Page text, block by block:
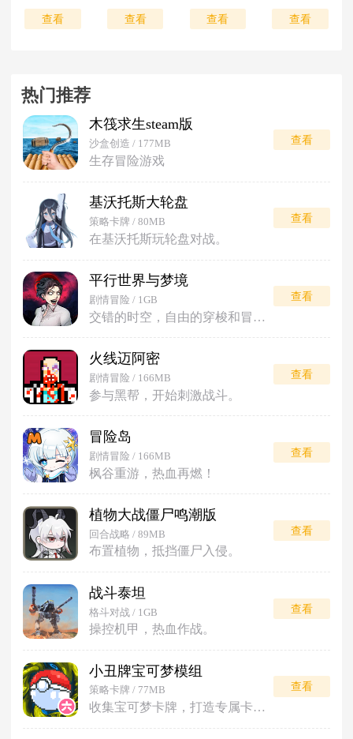
查看 查看 查看 查看
热门推荐
木筏求生steam版
沙盒创造 / 177MB
生存冒险游戏
查看
基沃托斯大轮盘
策略卡牌 / 80MB
在基沃托斯玩轮盘对战。
查看
平行世界与梦境
剧情冒险 / 1GB
交错的时空，自由的穿梭和冒险。
查看
火线迈阿密
剧情冒险 / 166MB
参与黑帮，开始刺激战斗。
查看
冒险岛
剧情冒险 / 166MB
枫谷重游，热血再燃！
查看
植物大战僵尸鸣潮版
回合战略 / 89MB
布置植物，抵挡僵尸入侵。
查看
战斗泰坦
格斗对战 / 1GB
操控机甲，热血作战。
查看
小丑牌宝可梦模组
策略卡牌 / 77MB
收集宝可梦卡牌，打造专属卡组对战。
查看